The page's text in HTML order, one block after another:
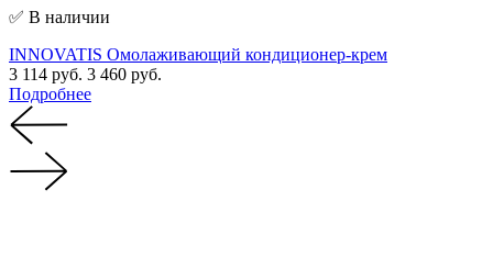
✅ В наличии
INNOVATIS Омолаживающий кондиционер-крем
3 114 руб. 3 460 руб.
Подробнее